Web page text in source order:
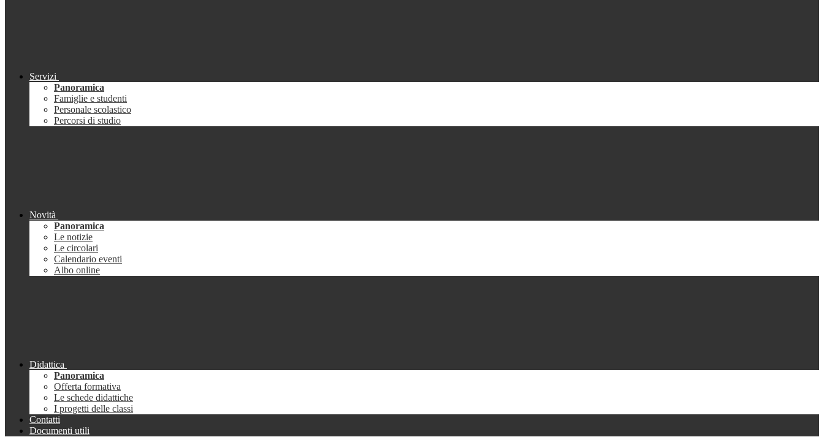
Servizi
Panoramica
Famiglie e studenti
Personale scolastico
Percorsi di studio
Novità
Panoramica
Le notizie
Le circolari
Calendario eventi
Albo online
Didattica
Panoramica
Offerta formativa
Le schede didattiche
I progetti delle classi
Contatti
Documenti utili